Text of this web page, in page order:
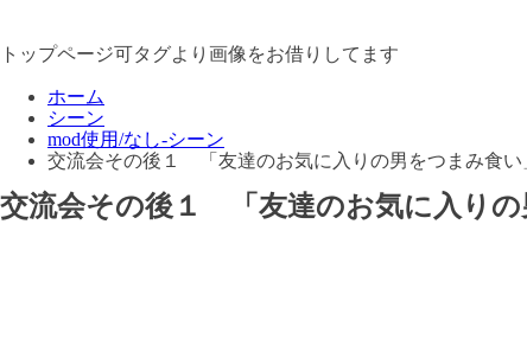
トップページ可タグより画像をお借りしてます
ホーム
シーン
mod使用/なし-シーン
交流会その後１ 「友達のお気に入りの男をつまみ食い
交流会その後１ 「友達のお気に入りの